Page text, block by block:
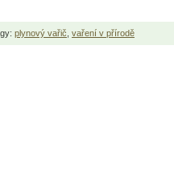
plynový vařič vaření v přírodě